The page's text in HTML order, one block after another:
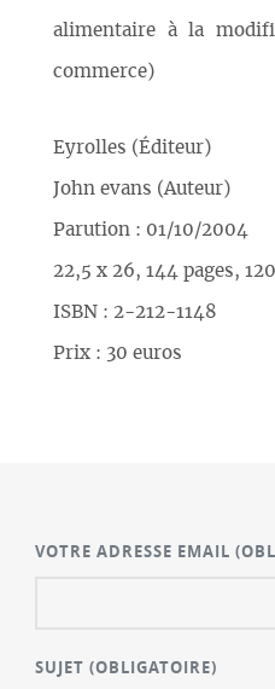
alimentaire à la
commerce)
Eyrolles (Éditeur)
John evans (Auteur)
Parution : 01/10/2004
22,5 x 26, 144 pages,
ISBN : 2-212-1148
Prix : 30 euros
VOTRE ADRESSE EMAIL
SUJET(OBLIGATOIRE)